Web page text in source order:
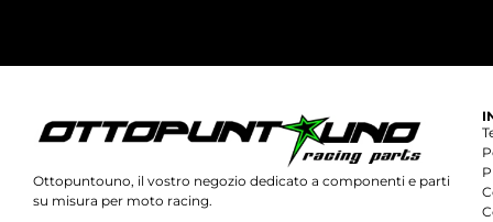
Ottopuntouno, il vostro negozio dedicato a componenti e parti
su misura per moto racing.